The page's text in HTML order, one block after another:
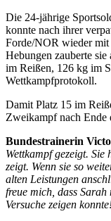
Die 24-jährige
konnte nach ihrer
Forde/NOR wieder mit
Hebungen zauberte
im Reißen, 126 kg im
Wettkampfprotokoll.
Damit Platz 15 im
Zweikampf nach
Bundestrainerin
Wettkampf gezeigt.
zeigt. Wenn sie so
alten Leistungen
freue mich, dass
Versuche zeigen